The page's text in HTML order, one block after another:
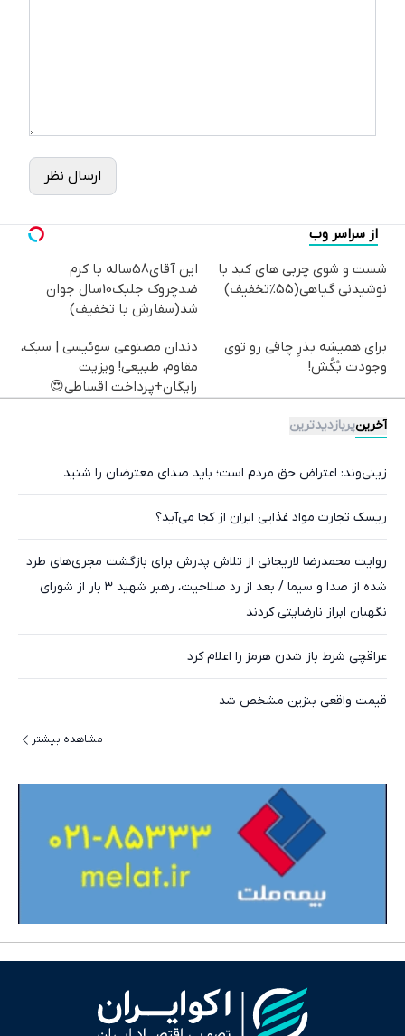
ارسال نظر
از سراسر وب
شست و شوی چربی های کبد با
نوشیدنی گیاهی(55%تخفیف)
این آقای58ساله با کرم
ضدچروک جلبک10سال جوان
شد(سفارش با تخفیف)
برای همیشه بذرِ چاقی رو توی
وجودت بُکُش!
دندان مصنوعی سوئیسی | سبک،
مقاوم، طبیعی! ویزیت
رایگان+پرداخت اقساطی😍
آخرینپربازدیدترین
زینی‌وند: اعتراض حق مردم است؛ باید صدای معترضان را شنید
ریسک تجارت مواد غذایی ایران از کجا می‌آید؟
روایت محمدرضا لاریجانی از تلاش پدرش برای بازگشت مجری‌های طرد
شده از صدا و سیما / بعد از رد صلاحیت، رهبر شهید ۳ بار از شورای
نگهبان ابراز نارضایتی کردند
عراقچی شرط باز شدن هرمز را اعلام کرد
قیمت واقعی بنزین مشخص شد
مشاهده بیشتر